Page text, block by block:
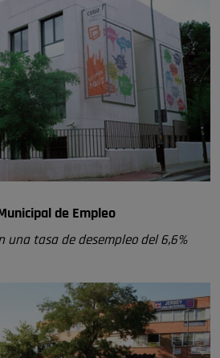
de Empleo
una tasa de desempleo del 6,6%